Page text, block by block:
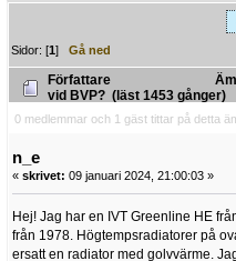
Sidor: [1]Gå ned
Författare
vid BVP? (läst 1453 gånger)
0 medlemmar och 1 gäst tittar på detta
n_e
« skrivet: 09 januari 2024, 21:00:03 »
Hej! Jag har en IVT Greenline HE
från 1978. Högtempsradiatorer på
ersatt en radiator med golvvärme.